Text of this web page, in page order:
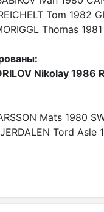
Tom 1982
Thomas 1981
Nikolay 1986
Mats 1980
Tord Asle